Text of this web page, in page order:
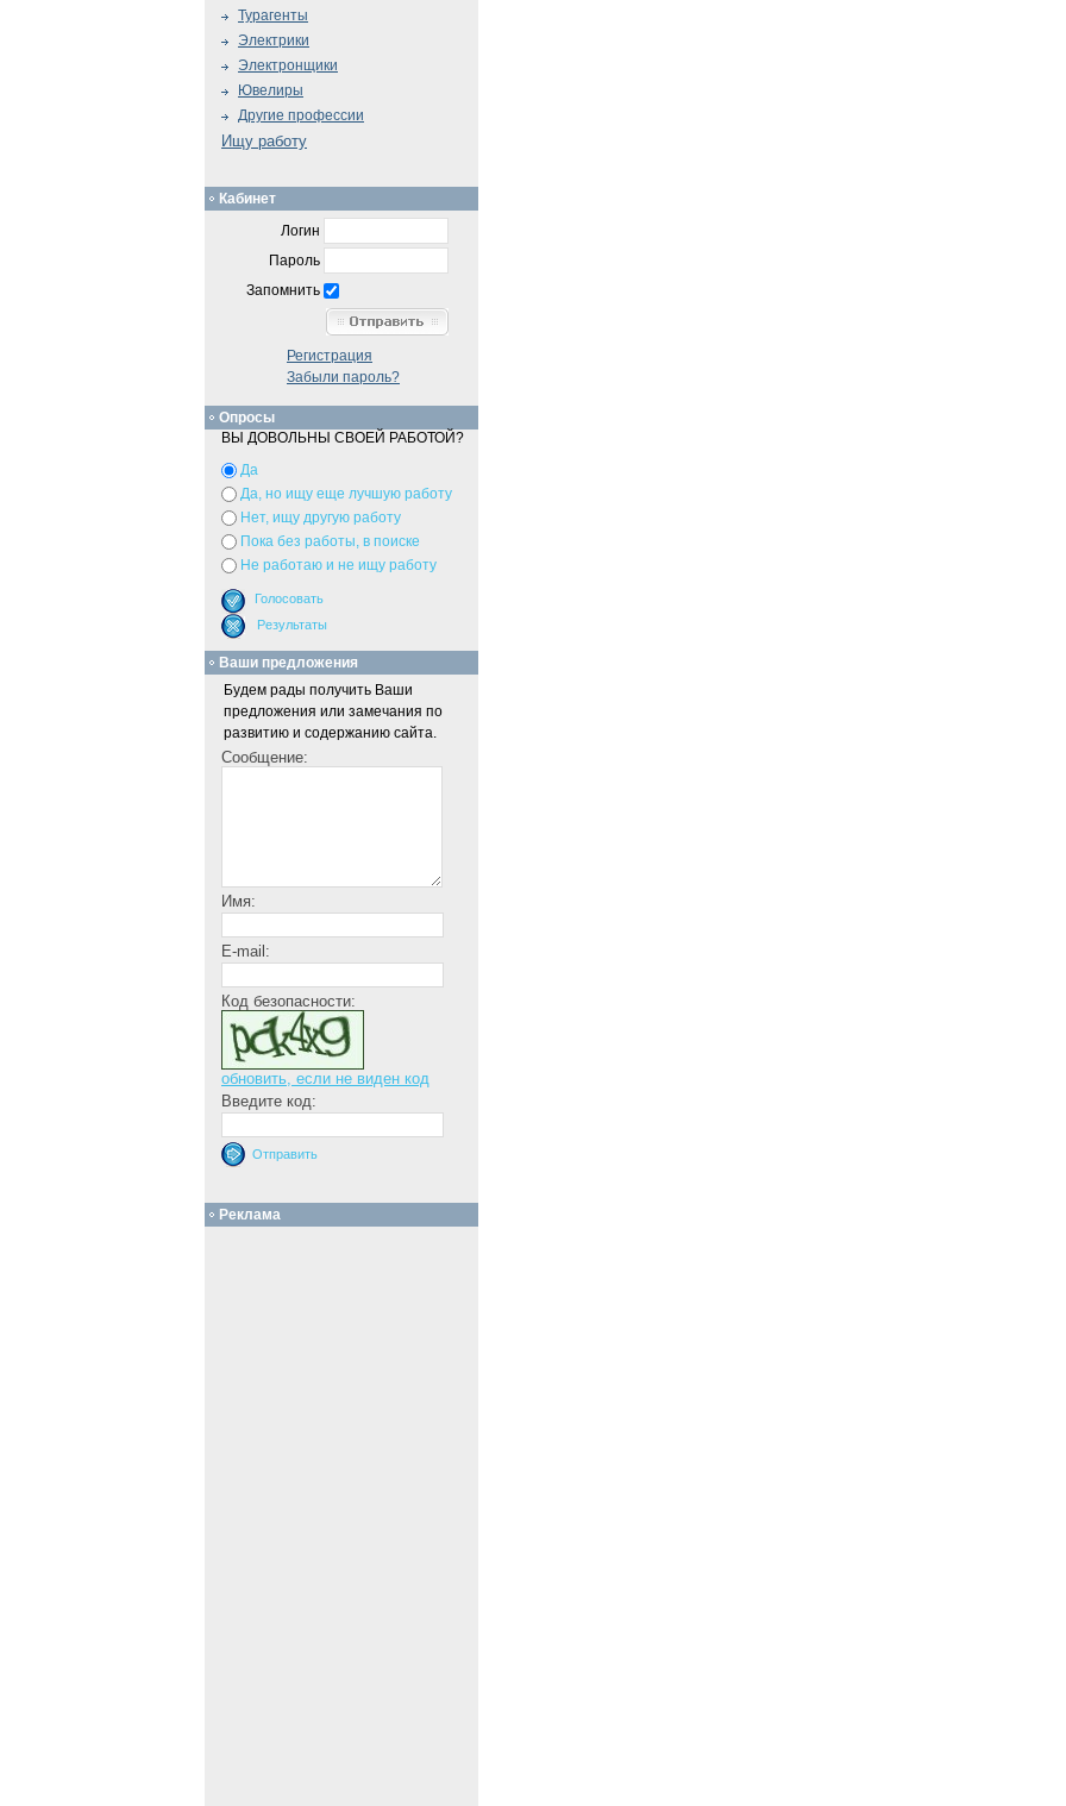
Турагенты
Электрики
Электронщики
Ювелиры
Другие профессии
Ищу работу
Кабинет
Логин
Пароль
Запомнить
Регистрация
Забыли пароль?
Опросы
ВЫ ДОВОЛЬНЫ СВОЕЙ РАБОТОЙ?
Да
Да, но ищу еще лучшую работу
Нет, ищу другую работу
Пока без работы, в поиске
Не работаю и не ищу работу
Ваши предложения
Будем рады получить Ваши
предложения или замечания по
развитию и содержанию сайта.
Сообщение:
Имя:
E-mail:
Код безопасности:
обновить, если не виден код
Введите код:
Реклама